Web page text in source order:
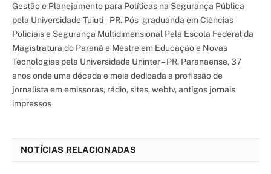
Gestão e Planejamento para Políticas na Segurança Pública
pela Universidade Tuiuti – PR. Pós-graduanda em Ciências
Policiais e Segurança Multidimensional Pela Escola Federal da
Magistratura do Paraná e Mestre em Educação e Novas
Tecnologias pela Universidade Uninter – PR. Paranaense, 37
anos onde uma década e meia dedicada a profissão de
jornalista em emissoras, rádio, sites, webtv, antigos jornais
impressos
NOTÍCIAS RELACIONADAS